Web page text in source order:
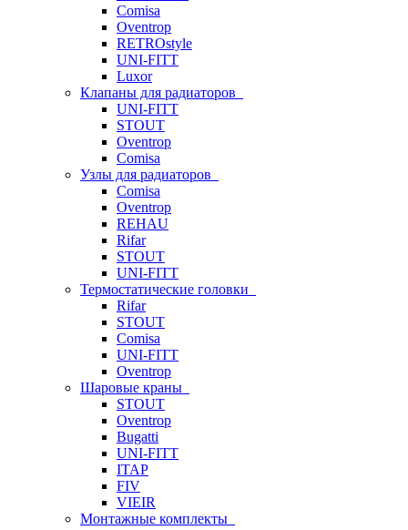
Comisa
Oventrop
RETROstyle
UNI-FITT
Luxor
Клапаны для радиаторов
UNI-FITT
STOUT
Oventrop
Comisa
Узлы для радиаторов
Comisa
Oventrop
REHAU
Rifar
STOUT
UNI-FITT
Термостатические головки
Rifar
STOUT
Comisa
UNI-FITT
Oventrop
Шаровые краны
STOUT
Oventrop
Bugatti
UNI-FITT
ITAP
FIV
VIEIR
Монтажные комплекты